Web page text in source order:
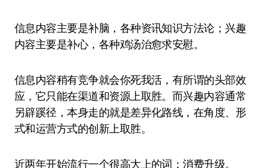
信息内容主要是补脑，各种资讯知识方法论；兴趣
内容主要是补心，各种鸡汤治愈求安慰。
信息内容稍有竞争就会你死我活，有所谓的头部效
应，它只能在渠道和资源上取胜。而兴趣内容通常
另辟蹊径，本身走的就是差异化路线，在角度、形
式和运营方式的创新上取胜。
近两年开始流行一个很高大上的词：消费升级。